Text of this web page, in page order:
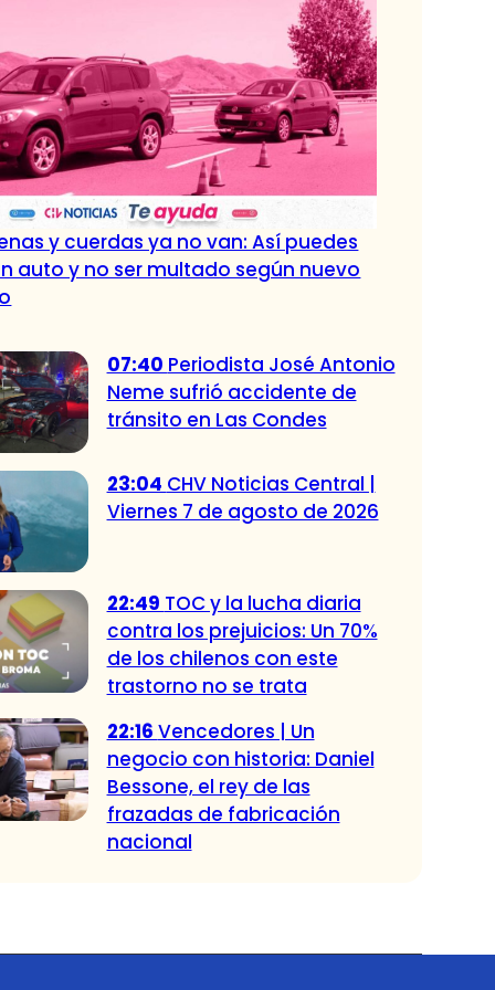
y cuerdas ya no van: Así puedes
auto y no ser multado según nuevo
07:40 Periodista José Antonio
Neme sufrió accidente de
tránsito en Las Condes
23:04 CHV Noticias Central |
Viernes 7 de agosto de 2026
22:49 TOC y la lucha diaria
contra los prejuicios: Un 70%
de los chilenos con este
trastorno no se trata
22:16 Vencedores | Un
negocio con historia: Daniel
Bessone, el rey de las
frazadas de fabricación
nacional